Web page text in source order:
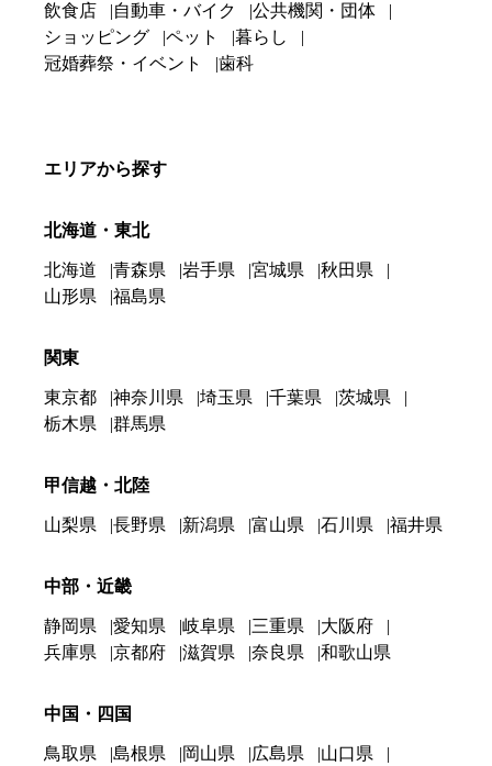
飲食店
自動車・バイク
公共機関・団体
ショッピング
ペット
暮らし
冠婚葬祭・イベント
歯科
エリアから探す
北海道・東北
北海道 青森県 岩手県 宮城県
秋田県
山形県
福島県
関東
東京都 神奈川県 埼玉県 千葉県
茨城県
栃木県
群馬県
甲信越・北陸
山梨県 長野県 新潟県 富山県 石川県 福井県
中部・近畿
静岡県 愛知県 岐阜県 三重県
大阪府
兵庫県
京都府 滋賀県 奈良県 和歌山県
中国・四国
鳥取県 島根県 岡山県 広島県
山口県